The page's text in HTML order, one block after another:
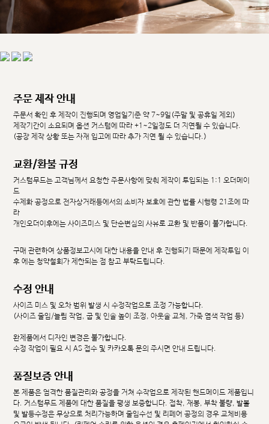
주문 제작 안내
주문서 확인 후 제작이 진행되며 영업일기준 약 7~9일(주말 및 공휴일 제외)
제작기간이 소요되며 옵션 커스텀에 따라 +1~2일정도 더 지연될 수 있습니다.
(공장 제작 상황 또는 자재 입고에 따라 추가 지연 될 수 있습니다.)
교환/환불 규정
커스텀무드는 고객님께서 요청한 주문사항에 맞춰 제작이 투입되는 1:1 오더메이
드
수제화 공정으로 전자상거래등에서의 소비자 보호에 관한 법률 시행령 21조에 따
라
개인오더이후에는 사이즈미스 및 단순변심의 사유로 교환 및 반품이 불가합니다.
구매 관련하여 상품정보고시에 대한 내용을 안내 후 진행되기 때문에 제작투입 이
후 에는 청약철회가 제한되는 점 참고 부탁드립니다.
수정 안내
사이즈 미스 및 오차 범위 발생 시 수정작업으로 조정 가능합니다.
(사이즈 줄임/늘림 작업, 굽 및 인솔 높이 조정, 아웃솔 교체, 가죽 염색 작업 등)
완제품에서 디자인 변경은 불가합니다.
수정 작업이 필요 시 AS 접수 및 카카오톡 문의 주시면 안내 드립니다.
품질보증 안내
본 제품은 엄격한 품질관리와 공정을 거쳐 수작업으로 제작된 핸드메이드 제품입니
다. 커스텀무드 제품에 대한 품질을 평생 보증합니다. 접착, 재봉, 부착 불량, 발볼
및 발등수정은 무상으로 처리가능하며 줄임수선 및 리페어 공정의 경우 교체비용